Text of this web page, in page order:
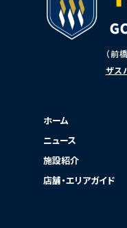
（前
ザス
ホーム
ニュース
施設紹介
店舗・エリアガイド